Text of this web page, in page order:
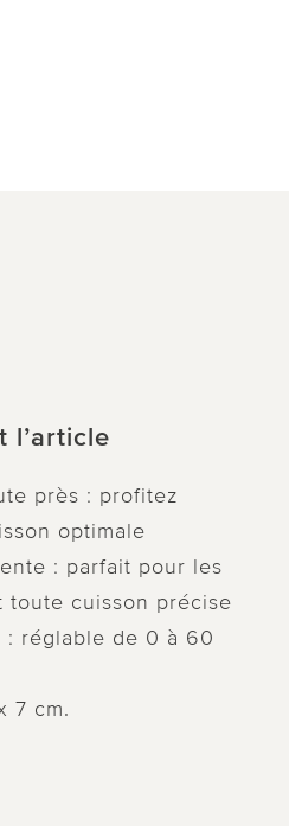
l’article
près : profitez
optimale
: parfait pour les
cuisson précise
: réglable de 0 à 60
7 cm.